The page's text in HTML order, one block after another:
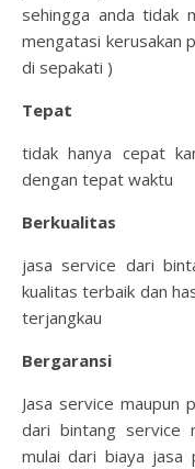
sehingga anda tidak
mengatasi kerusakan
di sepakati )
Tepat
tidak hanya cepat
dengan tepat waktu
Berkualitas
jasa service dari
kualitas terbaik dan
terjangkau
Bergaransi
Jasa service maupun
dari bintang service
mulai dari biaya jasa